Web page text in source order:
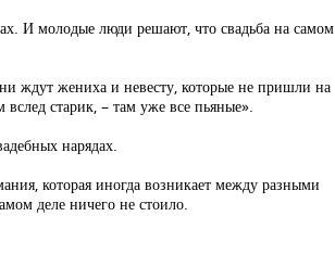
И молодые люди решают, что свадьба на самом
ждут жениха и невесту, которые не пришли на
старик, – там уже все пьяные».
нарядах.
которая иногда возникает между разными
деле ничего не стоило.